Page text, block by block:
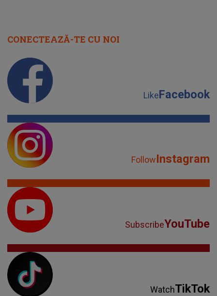
CONECTEAZĂ-TE CU NOI
LikeFacebook
FollowInstagram
SubscribeYouTube
WatchTikTok